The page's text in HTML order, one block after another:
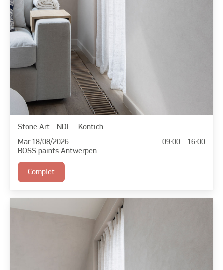
Stone Art - NDL - Kontich
Mar.18/08/2026
09:00 - 16:00
BOSS paints Antwerpen
Complet